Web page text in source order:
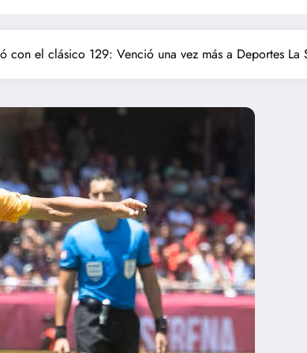
con el clásico 129: Venció una vez más a Deportes La